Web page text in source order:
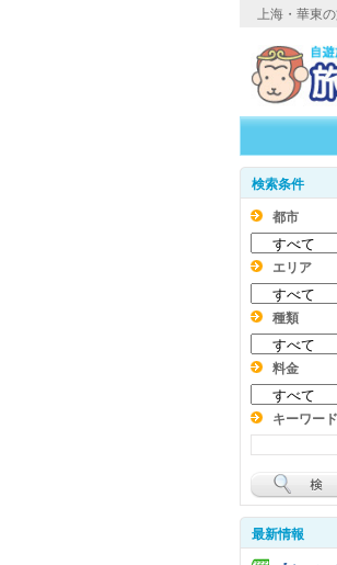
上海・華東
検索条件
都市
エリア
種類
料金
キーワード
最新情報